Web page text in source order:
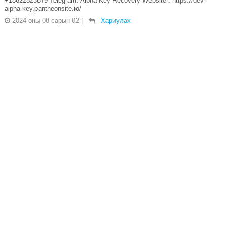
alpha-key.pantheonsite.io/
2024 оны 08 сарын 02
Хариулах